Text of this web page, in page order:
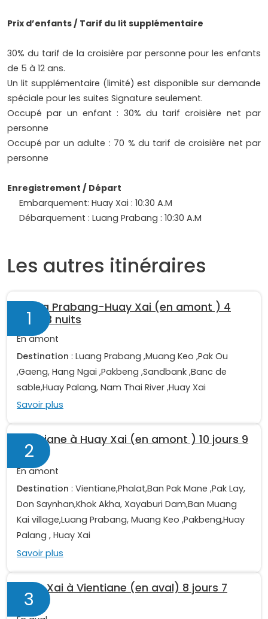
Prix d’enfants / Tarif du lit supplémentaire
30% du tarif de la croisière par personne pour les enfants
de 5 à 12 ans.
Un lit supplémentaire (limité) est disponible sur demande
spéciale pour les suites Signature seulement.
Occupé par un enfant : 30% du tarif croisière net par
personne
Occupé par un adulte : 70 % du tarif de croisière net par
personne
Enregistrement / Départ
Embarquement: Huay Xai : 10:30 A.M
Débarquement : Luang Prabang : 10:30 A.M
Les autres itinéraires
1
Luang Prabang-Huay Xai (en amont ) 4
jours 3 nuits
En amont
Destination : Luang Prabang ,Muang Keo ,Pak Ou
,Gaeng, Hang Ngai ,Pakbeng ,Sandbank ,Banc de
sable,Huay Palang, Nam Thai River ,Huay Xai
Savoir plus
2
Vientiane à Huay Xai (en amont ) 10 jours 9
nuits
En amont
Destination : Vientiane,Phalat,Ban Pak Mane ,Pak Lay,
Don Saynhan,Khok Akha, Xayaburi Dam,Ban Muang
Kai village,Luang Prabang, Muang Keo ,Pakbeng,Huay
Palang , Huay Xai
Savoir plus
3
Huay Xai à Vientiane (en aval) 8 jours 7
nuits